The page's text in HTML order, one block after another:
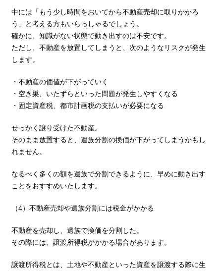
中には「もう少し時間をおいてから不動産売却に取りかかろ
う」と考える方もいらっしゃるでしょう。
確かに、知識がない状態で動き出すのは不安です。
ただし、不動産を放置してしまうと、次のようなリスクが発生
します。
・不動産の価値が下がっていく
・空き巣、いたずらといった問題が発生しやすくなる
・固定資産税、都市計画税の支払いが必要になる
せっかく譲り受けた不動産。
そのまま放置すると、遺族分割の換価が下がってしまうかもし
れません。
なるべく多くの額を遺族で分割できるように、早めに動き出す
ことをおすすめいたします。
（4）不動産売却や遺族分割には税金がかかる
不動産を売却し、遺族で換価を分割した。
その際には、譲渡所得税がかかる場合があります。
譲渡所得税とは、土地や不動産といった資産を譲渡する際に生